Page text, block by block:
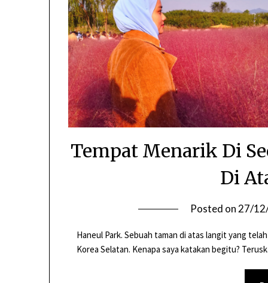
Tempat Menarik Di
Di
Posted on27/
Haneul Park. Sebuah taman di atas langit yang
Korea Selatan. Kenapa saya katakan begitu?